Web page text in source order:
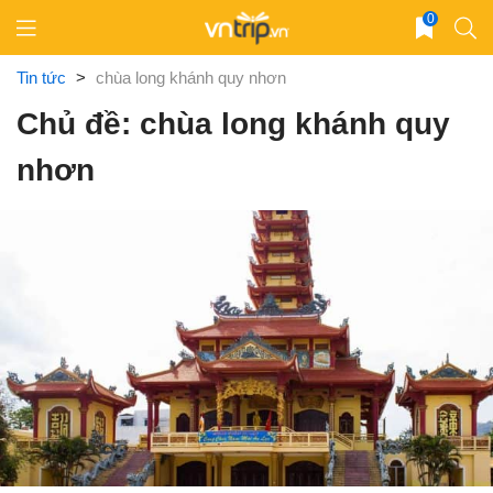
content
0
Tin tức > chùa long khánh quy nhơn
Chủ đề: chùa long khánh quy
nhơn